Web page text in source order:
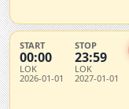
START
00:00
LOK
2026-01-01
STOP
23:59
LOK
2027-01-01